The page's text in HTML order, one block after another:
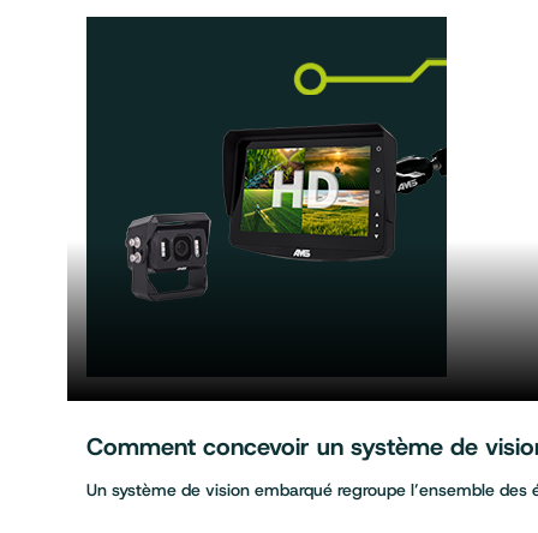
Comment concevoir un système de
Un système de vision embarqué regroupe l’ensemble